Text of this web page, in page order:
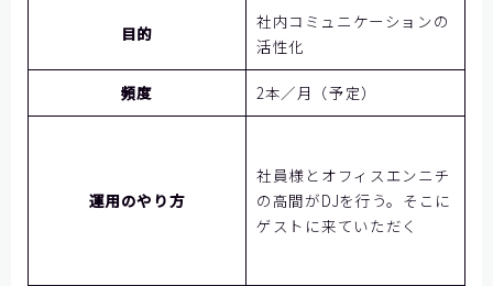
目的
社内コミュニケーションの
活性化
頻度 2本／月（予定）
運用のやり方
社員様とオフィスエンニチ
の高間がDJを行う。そこに
ゲストに来ていただく